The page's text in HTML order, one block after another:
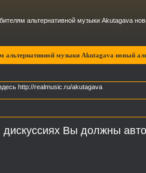
альтернативной музыки Akutagava
альтернативной музыки Akutagava новый
http://realmusic.ru/akutagava
дискуссиях Вы должны